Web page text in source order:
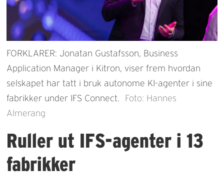
FORKLARER: Jonatan Gustafsson, Business
Application Manager i Kitron, viser frem hvordan
selskapet har tatt i bruk autonome KI-agenter i sine
fabrikker under IFS Connect.
Foto: Hannes
Almerang
Ruller ut IFS-agenter i 13
fabrikker